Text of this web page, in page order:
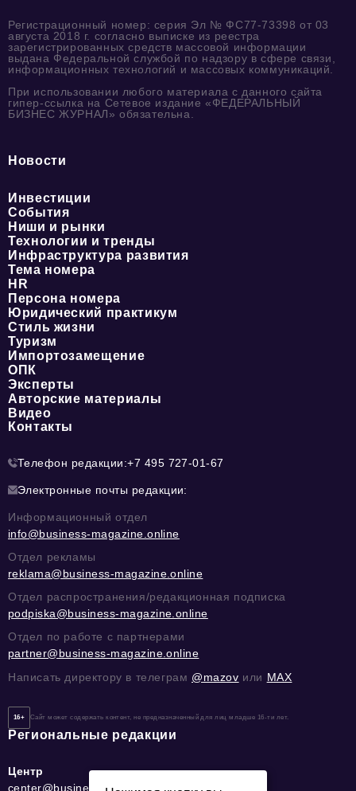
Регистрационный номер: серия Эл № ФС77-73398 от 03
августа 2018 г. согласно выписке из реестра
зарегистрированных средств массовой информации
выдана Федеральной службой по надзору в сфере связи,
информационных технологий и массовых коммуникаций.
При использовании любого материала с данного сайта
гипер-ссылка на Сетевое издание «ФЕДЕРАЛЬНЫЙ
БИЗНЕС ЖУРНАЛ» обязательна.
Новости
Инвестиции
События
Ниши и рынки
Технологии и тренды
Инфраструктура развития
Тема номера
HR
Персона номера
Юридический практикум
Стиль жизни
Туризм
Импортозамещение
ОПК
Эксперты
Авторские материалы
Видео
Контакты
Телефон редакции:+7 495 727-01-67
Электронные почты редакции:
Информационный отдел
info@business-magazine.online
Отдел рекламы
reklama@business-magazine.online
Отдел распространения/редакционная подписка
podpiska@business-magazine.online
Отдел по работе с партнерами
partner@business-magazine.online
Написать директору в телеграм @mazov или MAX
16+ Сайт может содержать контент, не предназначенный для лиц младше 16-ти лет.
Региональные редакции
Центр
center@business-magazine.online